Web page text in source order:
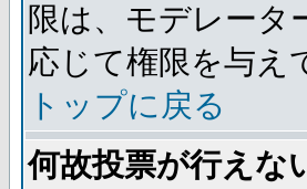
限は、モデレータ
応じて権限を与え
トップに戻る
何故投票が行えな